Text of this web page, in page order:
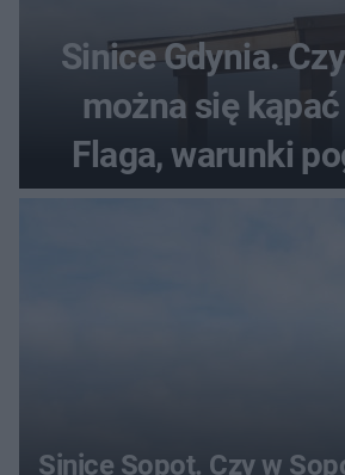
Sinice Gdynia.
można się
Flaga, warunki
Sinice Sopot. Czy w